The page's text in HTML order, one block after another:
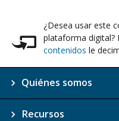
¿Desea usar este
plataforma digital?
contenidos le
Quiénes somos
Recursos